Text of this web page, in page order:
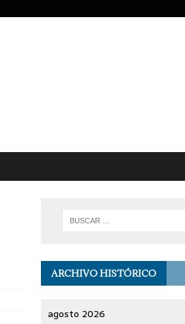
ARCHIVO HISTÓRICO
agosto 2026